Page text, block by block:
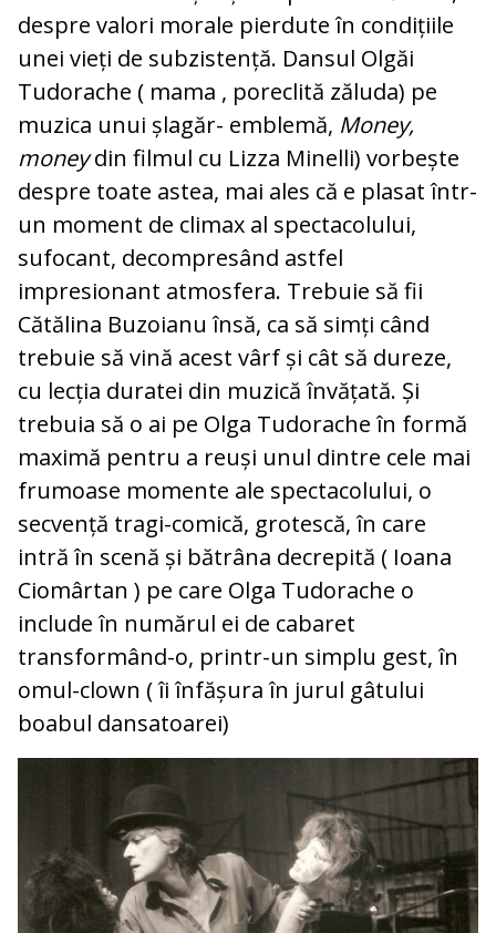
despre valori morale pierdute în condițiile
unei vieți de subzistență. Dansul Olgăi
Tudorache ( mama , poreclită zăluda) pe
muzica unui șlagăr- emblemă, Money,
moneydin filmul cu Lizza Minelli) vorbește
despre toate astea, mai ales că e plasat într-
un moment de climax al spectacolului,
sufocant, decompresând astfel
impresionant atmosfera. Trebuie să fii
Cătălina Buzoianu însă, ca să simți când
trebuie să vină acest vârf și cât să dureze,
cu lecția duratei din muzică învățată. Și
trebuia să o ai pe Olga Tudorache în formă
maximă pentru a reuși unul dintre cele mai
frumoase momente ale spectacolului, o
secvență tragi-comică, grotescă, în care
intră în scenă și bătrâna decrepită ( Ioana
Ciomârtan ) pe care Olga Tudorache o
include în numărul ei de cabaret
transformând-o, printr-un simplu gest, în
omul-clown ( îi înfășura în jurul gâtului
boabul dansatoarei)